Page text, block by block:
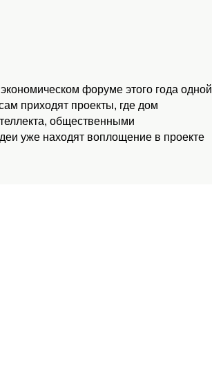
форуме этого года одной
приходят проекты, где дом
общественными
уже находят воплощение в проекте